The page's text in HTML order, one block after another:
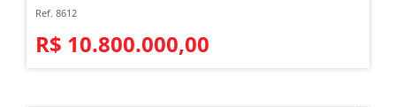
Ref. 8612
R$ 10.800.000,00